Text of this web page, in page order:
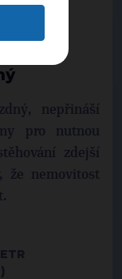
nepřináší
pro nutnou
zdejší
že nemovitost